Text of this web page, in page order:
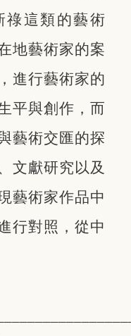
祿這類的藝術
地藝術家的案
進行藝術家的
平與創作，而
藝術交匯的探
文獻研究以及
藝術家作品中
行對照，從中